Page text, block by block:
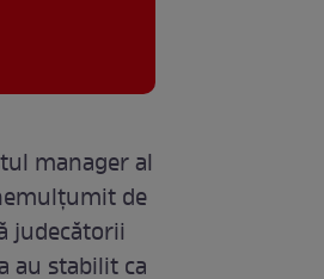
manager al
de
judecătorii
au stabilit ca